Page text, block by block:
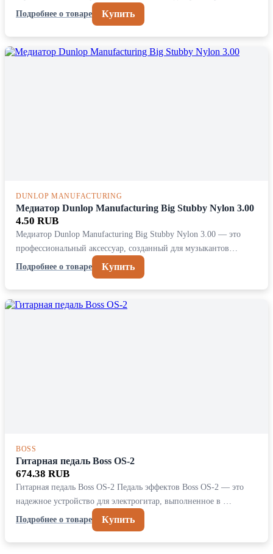
Подробнее о товаре
Купить
DUNLOP MANUFACTURING
Медиатор Dunlop Manufacturing Big Stubby Nylon 3.00
4.50 RUB
Медиатор Dunlop Manufacturing Big Stubby Nylon 3.00 — это
профессиональный аксессуар, созданный для музыкантов…
Подробнее о товаре
Купить
BOSS
Гитарная педаль Boss OS-2
674.38 RUB
Гитарная педаль Boss OS-2 Педаль эффектов Boss OS-2 — это
надежное устройство для электрогитар, выполненное в …
Подробнее о товаре
Купить